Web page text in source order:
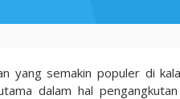
yang semakin populer di
dalam hal